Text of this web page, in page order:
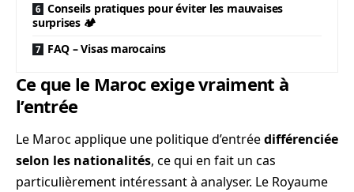
Conseils pratiques pour éviter les mauvaises
surprises 🏕️
FAQ – Visas marocains
Ce que le Maroc exige vraiment à
l’entrée
Le Maroc applique une politique d’entréedifférenciée
selon les nationalités, ce qui en fait un cas
particulièrement intéressant à analyser. Le Royaume